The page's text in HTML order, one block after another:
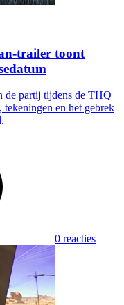
trailer toont
de partij tijdens de THQ
en het gebrek
0 reacties